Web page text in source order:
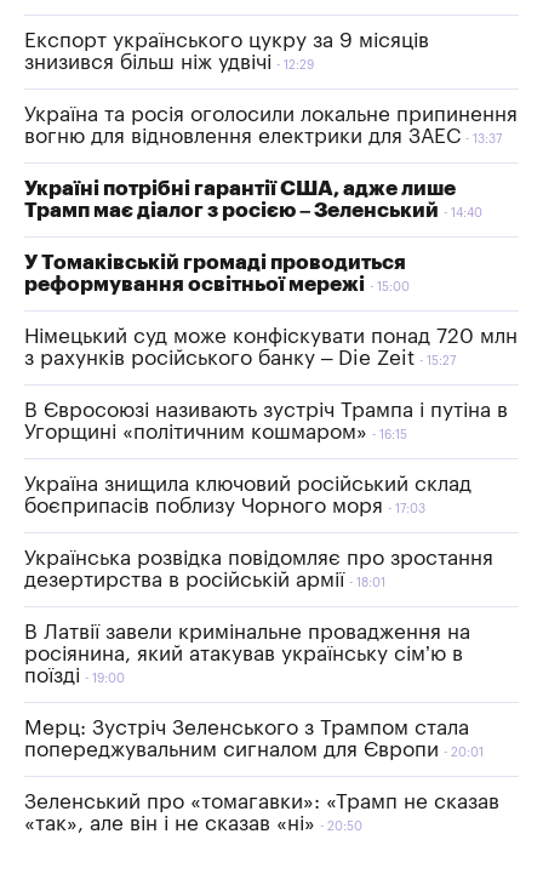
Експорт українського цукру за 9 місяців
знизився більш ніж удвічі
12:29
Україна та росія оголосили локальне припинення
вогню для відновлення електрики для ЗАЕС
13:37
Україні потрібні гарантії США, адже лише
Трамп має діалог з росією – Зеленський
14:40
У Томаківській громаді проводиться
реформування освітньої мережі
15:00
Німецький суд може конфіскувати понад 720 млн
з рахунків російського банку – Die Zeit
15:27
В Євросоюзі називають зустріч Трампа і путіна в
Угорщині «політичним кошмаром»
16:15
Україна знищила ключовий російський склад
боєприпасів поблизу Чорного моря
17:03
Українська розвідка повідомляє про зростання
дезертирства в російській армії
18:01
В Латвії завели кримінальне провадження на
росіянина, який атакував українську сім’ю в
поїзді
19:00
Мерц: Зустріч Зеленського з Трампом стала
попереджувальним сигналом для Європи
20:01
Зеленський про «томагавки»: «Трамп не сказав
«так», але він і не сказав «ні»
20:50